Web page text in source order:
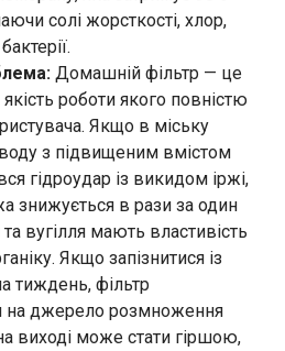
солі жорсткості, хлор,
Домашній фільтр — це
роботи якого повністю
Якщо в міську
з підвищеним вмістом
гідроудар із викидом іржі,
знижується в рази за один
вугілля мають властивість
Якщо запізнитися із
тиждень, фільтр
на джерело розмноження
виході може стати гіршою,